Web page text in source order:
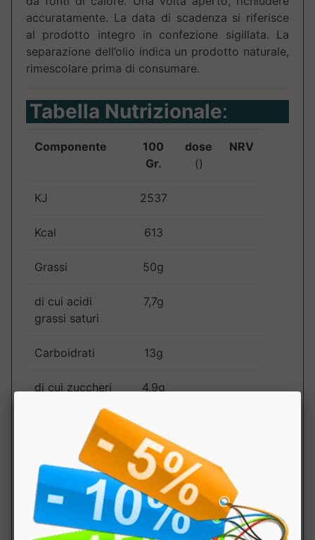
accuratamente. La data di scadenza si riferisce
al prodotto integro in confezione sigillata. La
separazione dell’olio indica un prodotto naturale,
rimescolare prima di consumare.
Tabella Nutrizionale:
Componente
100
Gr.
dose
()
NRV
KJ 2537
Kcal 613
Grassi 50g
di cui acidi
grassi saturi
7,7g
Carboidrati 13g
di cui zuccheri 4,9g
8,4g
Sale 0,01